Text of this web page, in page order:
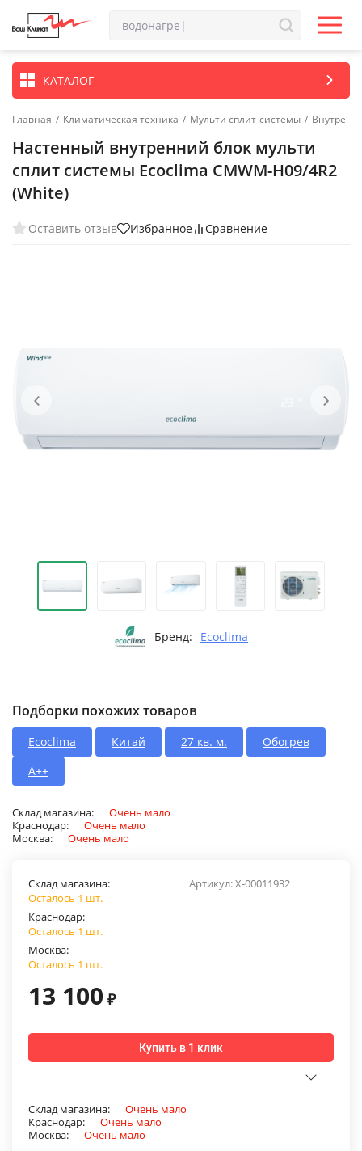
КАТАЛОГ
Главная / Климатическая техника / Мульти сплит-системы /
Настенный внутренний блок мульти
сплит системы Ecoclima CMWM-H09/4R2
(White)
Оставить отзыв Избранное Сравнение
‹ ›
Бренд: Ecoclima
Подборки похожих товаров
Ecoclima Китай 27 кв. м.
Обогрев
A++
Склад магазина:
Очень мало
Краснодар:
Очень мало
Москва:
Очень мало
Артикул:X-00011932
Склад магазина:
Осталось 1 шт.
Краснодар:
Осталось 1 шт.
Москва:
Осталось 1 шт.
13 100 ₽
Купить в 1 клик
Склад магазина:
Очень мало
Краснодар:
Очень мало
Москва:
Очень мало